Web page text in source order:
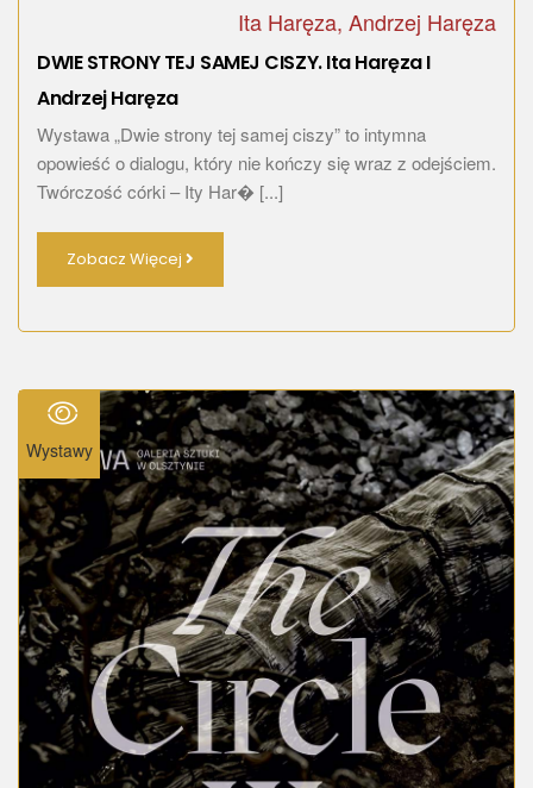
Ita Haręza, Andrzej Haręza
DWIE STRONY TEJ SAMEJ CISZY. Ita Haręza I
Andrzej Haręza
Wystawa „Dwie strony tej samej ciszy” to intymna
opowieść o dialogu, który nie kończy się wraz z odejściem.
Twórczość córki – Ity Har� [...]
Zobacz Więcej
Wystawy